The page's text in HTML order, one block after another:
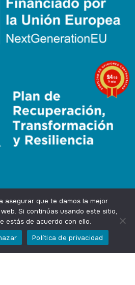
OnlineIngenium.Marketing
Privacidad
asegurar que te damos la mejor
Si continúas usando este sitio,
estás de acuerdo con ello.
Política de privacidad
9.4/10
74 notas